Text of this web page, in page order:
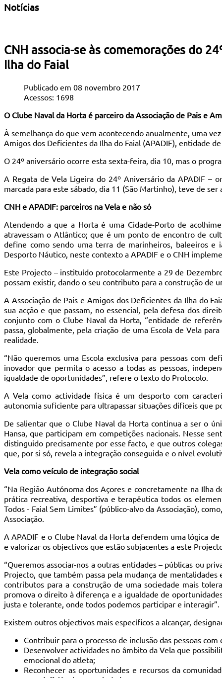
Notícias
CNH associa-se às comemorações do
Ilha do Faial
Publicado em 08 novembro 2017
Acessos: 1698
O Clube Naval da Horta é parceiro da Associação de Pais e
À semelhança do que vem acontecendo anualmente, uma
Amigos dos Deficientes da Ilha do Faial (APADIF), entidade
O 24º aniversário ocorre esta sexta-feira, dia 10, mas o
A Regata de Vela Ligeira do 24º Aniversário da APADIF –
marcada para este sábado, dia 11 (São Martinho), teve de
CNH e APADIF: parceiros na Vela e não só
Atendendo a que a Horta é uma Cidade-Porto de
atravessam o Atlântico; que é um ponto de encontro de
define como sendo uma terra de marinheiros, baleeiros
Desporto Náutico, neste contexto a APADIF e o CNH
Este Projecto – instituído protocolarmente a 29 de
possam existir, dando o seu contributo para a construção de
A Associação de Pais e Amigos dos Deficientes da Ilha do
sua acção e que passam, no essencial, pela defesa dos
conjunto com o Clube Naval da Horta, “entidade de
passa, globalmente, pela criação de uma Escola de Vela
realidade.
“Não queremos uma Escola exclusiva para pessoas com
inovador que permita o acesso a todas as pessoas,
igualdade de oportunidades”, refere o texto do Protocolo.
A Vela como actividade física é um desporto com
autonomia suficiente para ultrapassar situações difíceis que
De salientar que o Clube Naval da Horta continua a ser o
Hansa, que participam em competições nacionais. Nesse
distinguido precisamente por esse facto, e que outros
que, por si só, revela a integração conseguida e o nível
Vela como veículo de integração social
“Na Região Autónoma dos Açores e concretamente na Ilha
prática recreativa, desportiva e terapêutica todos os
Todos - Faial Sem Limites” (público-alvo da Associação),
Associação.
A APADIF e o Clube Naval da Horta defendem uma lógica
e valorizar os objectivos que estão subjacentes a este
“Queremos associar-nos a outras entidades – públicas ou
Projecto, que também passa pela mudança de
contributos para a construção de uma sociedade mais
promova o direito à diferença e a igualdade de
justa e tolerante, onde todos podemos participar e interagir”.
Existem outros objectivos mais específicos a alcançar,
Contribuir para o processo de inclusão das pessoas
Desenvolver actividades no âmbito da Vela que
emocional do atleta;
Reconhecer as oportunidades e recursos da